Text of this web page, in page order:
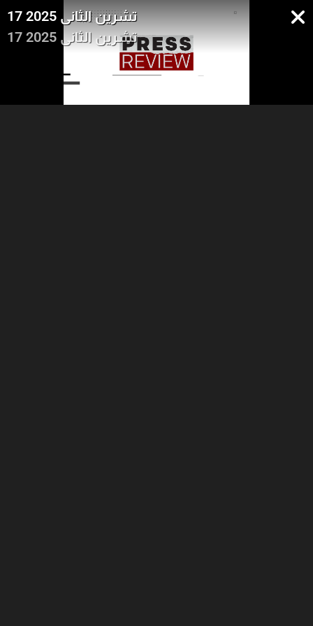
17 تشرين الثاني 2025
17 تشرين الثاني 2025